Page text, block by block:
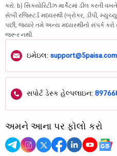
કરો. b) સિક્યોરિટીઝ માર્કેટમાં ડીલ
સેબી રજિસ્ટર્ડ મધ્યસ્થી (બ્રોકર, ડીપી,
પછી, જ્યારે તમે અન્ય મધ્યસ્થીનો સંપર્ક કરો
જરૂર નથી.
ઇમેઇલ: support@5paisa.com
સપોર્ટ ડેસ્ક હેલ્પલાઇન:
અમને આના પર ફૉલો કરો